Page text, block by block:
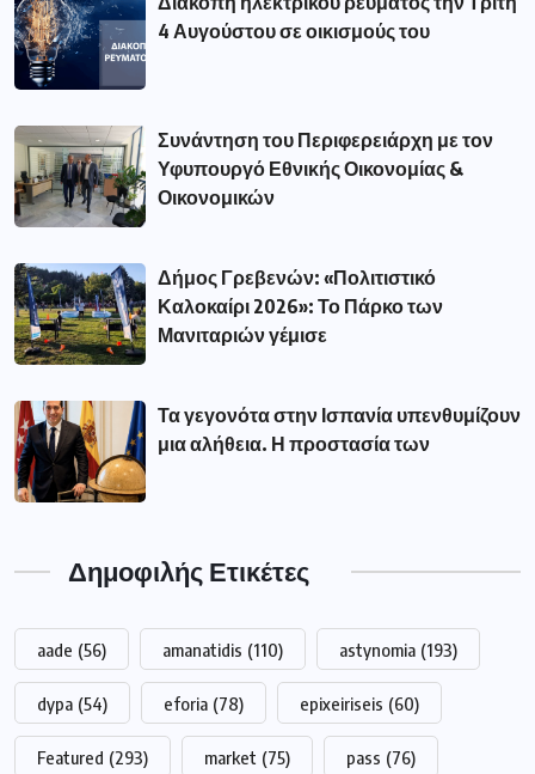
4 Αυγούστου σε οικισμούς του
Συνάντηση του Περιφερειάρχη με τον
Υφυπουργό Εθνικής Οικονομίας &
Οικονομικών
Δήμος Γρεβενών: «Πολιτιστικό
Καλοκαίρι 2026»: Το Πάρκο των
Μανιταριών γέμισε
Τα γεγονότα στην Ισπανία υπενθυμίζουν
μια αλήθεια. Η προστασία των
Δημοφιλής Ετικέτες
aade (56) amanatidis (110) astynomia (193)
dypa (54) eforia (78) epixeiriseis (60)
Featured (293) market (75) pass (76)